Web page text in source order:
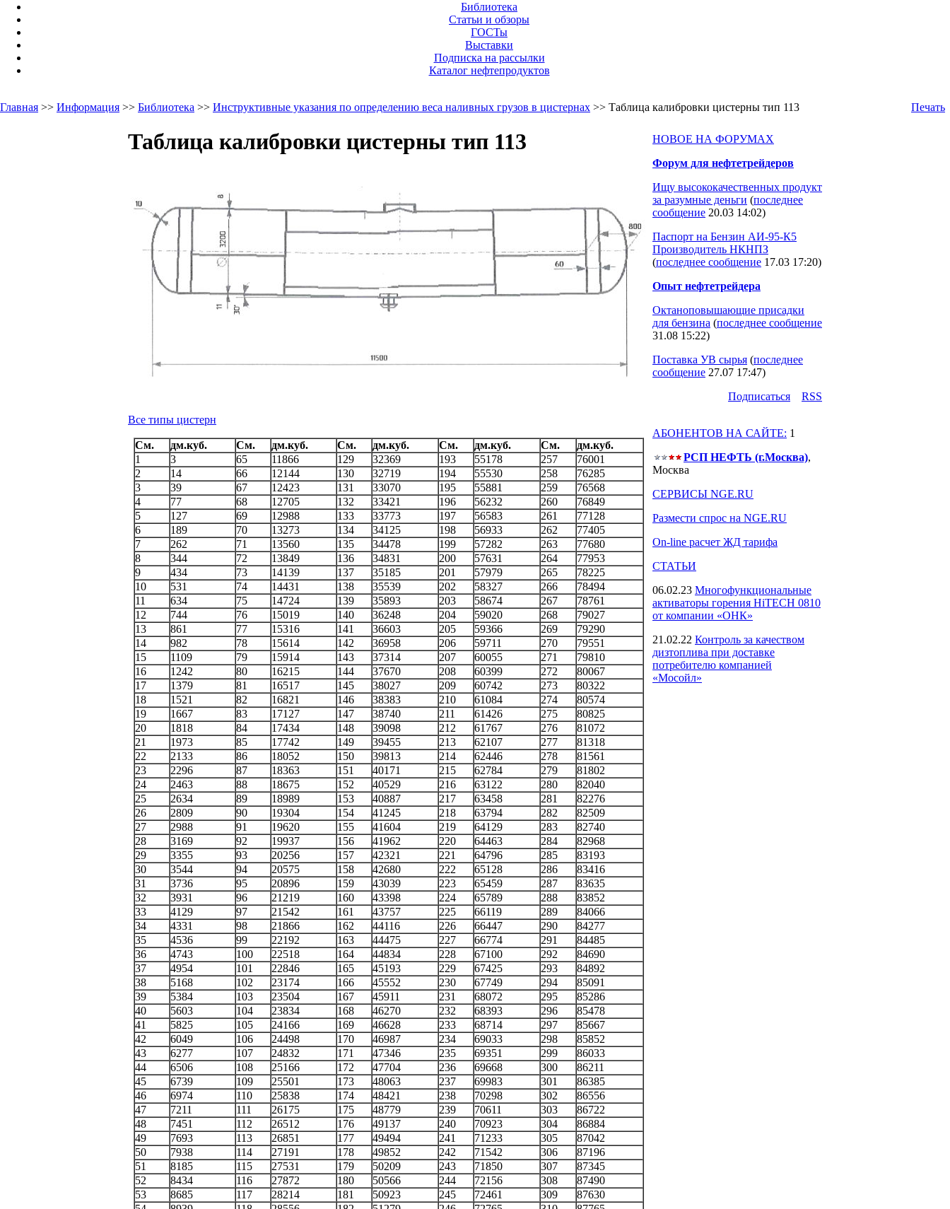
Библиотека
Статьи и обзоры
ГОСТы
Выставки
Подписка на рассылки
Каталог нефтепродуктов
Главная >> Информация >> Библиотека >> Инструктивные указания по определению веса наливных грузов в цистернах >> Таблица калибровки цистерны тип 113 Печать
Таблица калибровки цистерны тип 113
Все типы цистерн
См. дм.куб. См. дм.куб. См. дм.куб. См. дм.куб. См.
дм.куб.
1
3 65 11866 129 32369 193 55178 257
76001
2
14 66 12144 130 32719 194 55530 258
76285
3
39 67 12423 131 33070 195 55881 259
76568
4
77 68 12705 132 33421 196 56232 260
76849
5
127 69 12988 133 33773 197 56583 261
77128
6
189 70 13273 134 34125 198 56933 262
77405
7
262 71 13560 135 34478 199 57282 263
77680
8
344 72 13849 136 34831 200 57631 264
77953
9
434 73 14139 137 35185 201 57979 265
78225
10
531 74 14431 138 35539 202 58327 266
78494
11
634 75 14724 139 35893 203 58674 267
78761
12
744 76 15019 140 36248 204 59020 268
79027
13
861 77 15316 141 36603 205 59366 269
79290
14
982 78 15614 142 36958 206 59711 270
79551
15
1109 79 15914 143 37314 207 60055 271
79810
16
1242 80 16215 144 37670 208 60399 272
80067
17
1379 81 16517 145 38027 209 60742 273
80322
18
1521 82 16821 146 38383 210 61084 274
80574
19
1667 83 17127 147 38740 211 61426 275
80825
20
1818 84 17434 148 39098 212 61767 276
81072
21
1973 85 17742 149 39455 213 62107 277
81318
22
2133 86 18052 150 39813 214 62446 278
81561
23
2296 87 18363 151 40171 215 62784 279
81802
24
2463 88 18675 152 40529 216 63122 280
82040
25
2634 89 18989 153 40887 217 63458 281
82276
26
2809 90 19304 154 41245 218 63794 282
82509
27
2988 91 19620 155 41604 219 64129 283
82740
28
3169 92 19937 156 41962 220 64463 284
82968
29
3355 93 20256 157 42321 221 64796 285
83193
30
3544 94 20575 158 42680 222 65128 286
83416
31
3736 95 20896 159 43039 223 65459 287
83635
32
3931 96 21219 160 43398 224 65789 288
83852
33
4129 97 21542 161 43757 225 66119 289
84066
34
4331 98 21866 162 44116 226 66447 290
84277
35
4536 99 22192 163 44475 227 66774 291
84485
36
4743 100 22518 164 44834 228 67100 292
84690
37
4954 101 22846 165 45193 229 67425 293
84892
38
5168 102 23174 166 45552 230 67749 294
85091
39
5384 103 23504 167 45911 231 68072 295
85286
40
5603 104 23834 168 46270 232 68393 296
85478
41
5825 105 24166 169 46628 233 68714 297
85667
42
6049 106 24498 170 46987 234 69033 298
85852
43
6277 107 24832 171 47346 235 69351 299
86033
44
6506 108 25166 172 47704 236 69668 300
86211
45
6739 109 25501 173 48063 237 69983 301
86385
46
6974 110 25838 174 48421 238 70298 302
86556
47
7211 111 26175 175 48779 239 70611 303
86722
48
7451 112 26512 176 49137 240 70923 304
86884
49
7693 113 26851 177 49494 241 71233 305
87042
50
7938 114 27191 178 49852 242 71542 306
87196
51
8185 115 27531 179 50209 243 71850 307
87345
52
8434 116 27872 180 50566 244 72156 308
87490
53
8685 117 28214 181 50923 245 72461 309
87630
НОВОЕ НА ФОРУМАХ
Форум для нефтетрейдеров
Ищу высококачественных продукт
за разумные деньги (последнее
сообщение 20.03 14:02)
Паспорт на Бензин АИ-95-К5
Производитель НКНПЗ
(последнее сообщение 17.03 17:20)
Опыт нефтетрейдера
Октаноповышающие присадки
для бензина (последнее сообщение
31.08 15:22)
Поставка УВ сырья (последнее
сообщение 27.07 17:47)
Подпиcаться
RSS
АБОНЕНТОВ НА САЙТЕ: 1
РСП НЕФТЬ (г.Москва),
Москва
СЕРВИСЫ NGE.RU
Размести спрос на NGE.RU
On-line расчет ЖД тарифа
СТАТЬИ
06.02.23 Многофункциональные
активаторы горения HiTECH 0810
от компании «ОНК»
21.02.22 Контроль за качеством
дизтоплива при доставке
потребителю компанией
«Мосойл»